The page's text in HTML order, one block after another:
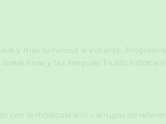
y más luminosa al instante.
finas y tez irregular. Fluido
con la molécula anti – arrugas de